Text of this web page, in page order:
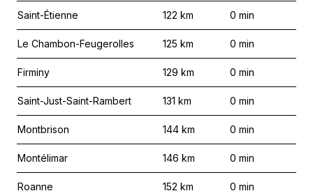
Saint-Étienne 122 km 0 min
Le Chambon-Feugerolles 125 km 0 min
Firminy 129 km 0 min
Saint-Just-Saint-Rambert 131 km 0 min
Montbrison 144 km 0 min
Montélimar 146 km 0 min
Roanne 152 km 0 min